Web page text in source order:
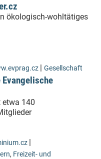
ökologisch-wohltätiges
| Gesellschaft
etwa 140
|
, Freizeit- und